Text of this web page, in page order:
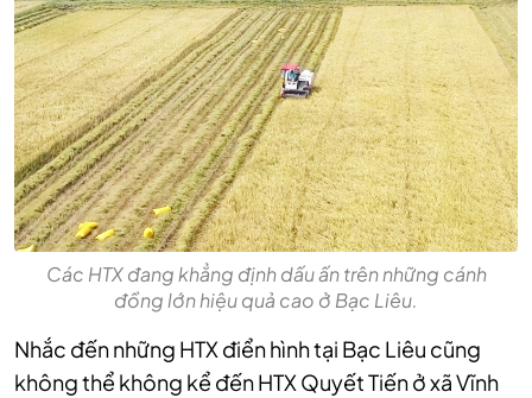
Các HTX đang khẳng định dấu ấn trên những cánh
đồng lớn hiệu quả cao ở Bạc Liêu.
Nhắc đến những HTX điển hình tại Bạc Liêu cũng
không thể không kể đến HTX Quyết Tiến ở xã Vĩnh